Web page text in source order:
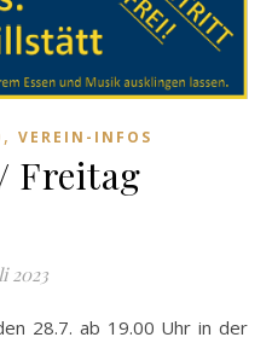
, VEREIN-INFOS
Freitag
2023